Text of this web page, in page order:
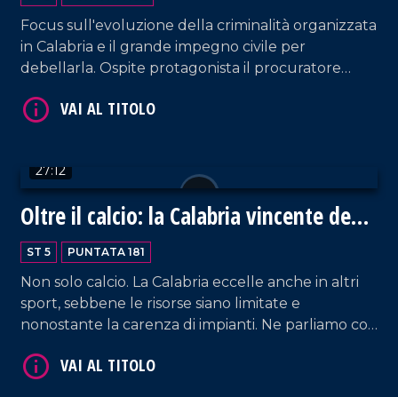
Focus sull'evoluzione della criminalità organizzata
in Calabria e il grande impegno civile per
debellarla. Ospite protagonista il procuratore
contornata dai commenti del prof. Costabile.
27:12
Oltre il calcio: la Calabria vincente degli
altri sport
ST 5 PUNTATA 181
Non solo calcio. La Calabria eccelle anche in altri
sport, sebbene le risorse siano limitate e
nonostante la carenza di impianti. Ne parliamo con
Basket Cosenza, e Billy Gurnari, direttore tecnico
VAI AL TITOLO
VAI AL TITOLO